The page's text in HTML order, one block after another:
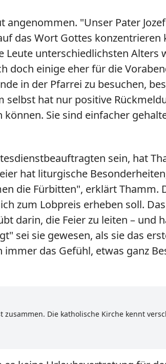
"Unser Pater
das Wort Gottes konzentrieren
unterschiedlichsten Alters
doch einige eher für die
in der Pfarrei zu besuchen,
selbst hat nur positive
Sie sind einfacher
sein, hat
hat liturgische
die Fürbitten", erklärt Thamm.
zum Lobpreis erheben soll.
darin, die Feier zu leiten – und
sei sie gewesen, als sie das
das Gefühl, etwas ganz
Die katholische Kirche kennt